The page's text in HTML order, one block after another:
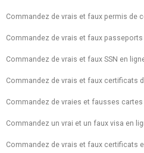
Commandez de vrais et faux permis de
Commandez de vrais et faux passeports
Commandez de vrais et faux SSN en
Commandez de vrais et faux certificats
Commandez de vraies et fausses
Commandez un vrai et un faux visa en
Commandez de vrais et faux certificats